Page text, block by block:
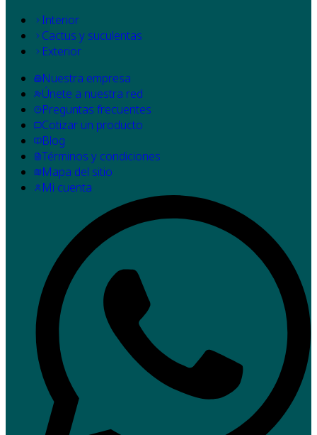
Interior
Cactus y suculentas
Exterior
Nuestra empresa
Únete a nuestra red
Preguntas frecuentes
Cotizar un producto
Blog
Términos y condiciones
Mapa del sitio
Mi cuenta